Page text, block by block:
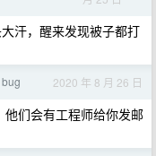
汗，醒来发现被子都打
2020 年 8 月 26 日
们会有工程师给你发邮